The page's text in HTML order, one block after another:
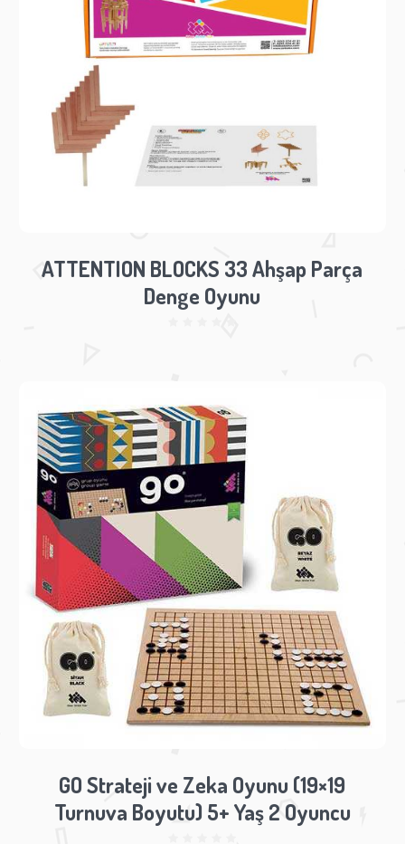
ATTENTION BLOCKS 33 Ahşap Parça
Denge Oyunu
GO Strateji ve Zeka Oyunu (19×19
Turnuva Boyutu) 5+ Yaş 2 Oyuncu